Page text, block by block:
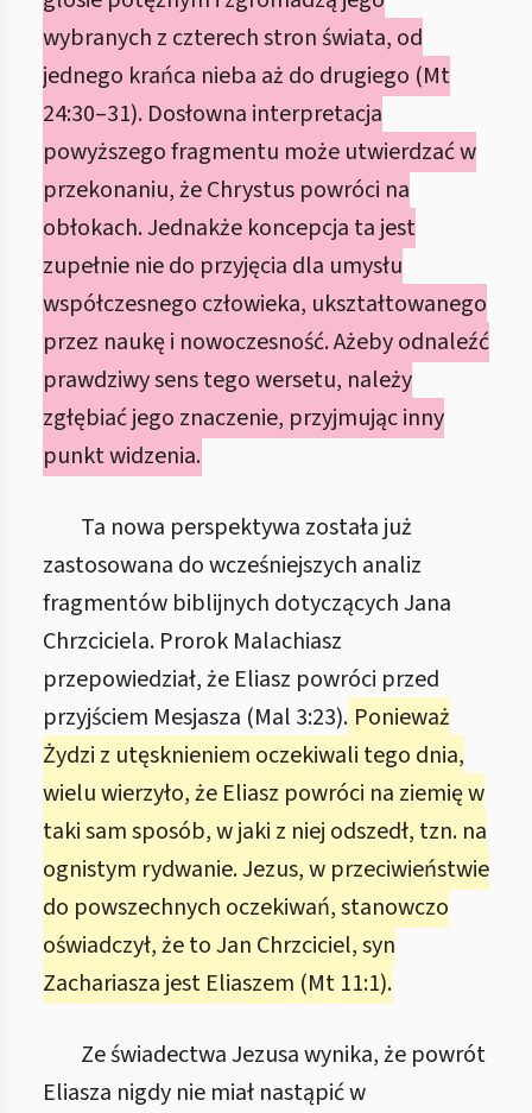
wybranych z czterech stron świata, od
jednego krańca nieba aż do drugiego (Mt
24:30–31). Dosłowna interpretacja
powyższego fragmentu może utwierdzać w
przekonaniu, że Chrystus powróci na
obłokach. Jednakże koncepcja ta jest
zupełnie nie do przyjęcia dla umysłu
współczesnego człowieka, ukształtowanego
przez naukę i nowoczesność. Ażeby odnaleźć
prawdziwy sens tego wersetu, należy
zgłębiać jego znaczenie, przyjmując inny
punkt widzenia.
Ta nowa perspektywa została już
zastosowana do wcześniejszych analiz
fragmentów biblijnych dotyczących Jana
Chrzciciela. Prorok Malachiasz
przepowiedział, że Eliasz powróci przed
przyjściem Mesjasza (Mal 3:23). Ponieważ
Żydzi z utęsknieniem oczekiwali tego dnia,
wielu wierzyło, że Eliasz powróci na ziemię w
taki sam sposób, w jaki z niej odszedł, tzn. na
ognistym rydwanie. Jezus, w przeciwieństwie
do powszechnych oczekiwań, stanowczo
oświadczył, że to Jan Chrzciciel, syn
Zachariasza jest Eliaszem (Mt 11:1).
Ze świadectwa Jezusa wynika, że powrót
Eliasza nigdy nie miał nastąpić w